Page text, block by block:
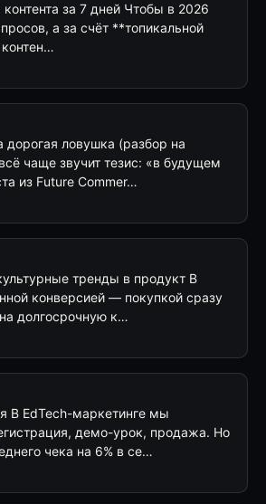
за 7 дней Чтобы в 2026
а за счёт **топикальной
ловушка (разбор на
чаще звучит тезис: «в будущем
из Future Commer…
тренды в продукт В
конверсией — покупкой сразу
долгосрочную к…
В EdTech-маркетинге мы
демо-урок, продажа. Но
чека на 6% в се…